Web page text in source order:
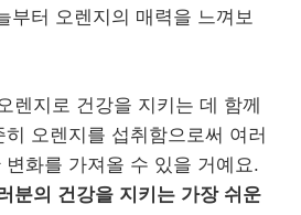
부터 오렌지의 매력을 느껴보
렌지로 건강을 지키는 데 함께
오렌지를 섭취함으로써 여러
화를 가져올 수 있을 거예요.
분의 건강을 지키는 가장 쉬운